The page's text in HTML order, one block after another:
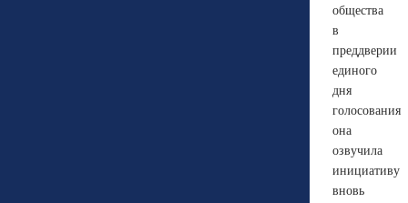
общества
в
преддверии
единого
дня
голосования
она
озвучила
инициативу
вновь